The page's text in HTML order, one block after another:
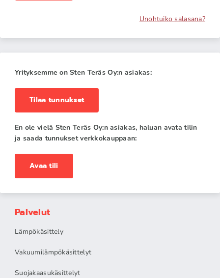
Unohtuiko salasana?
Yrityksemme on Sten Teräs Oy:n asiakas:
Tilaa tunnukset
En ole vielä Sten Teräs Oy:n asiakas, haluan avata tilin
ja saada tunnukset verkkokauppaan:
Avaa tili
Palvelut
Lämpökäsittely
Vakuumilämpökäsittelyt
Suojakaasukäsittelyt